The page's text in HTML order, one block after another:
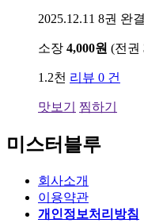
2025.12.11 8권 완결
소장 4,000원 (전권
1.2천 리뷰 0 건
맛보기 찜하기
미스터블루
회사소개
이용약관
개인정보처리방침